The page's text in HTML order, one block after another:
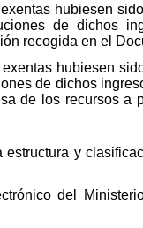
hubiesen
de dichos
recogida en el
hubiesen
de dichos
de los recursos a
y
del